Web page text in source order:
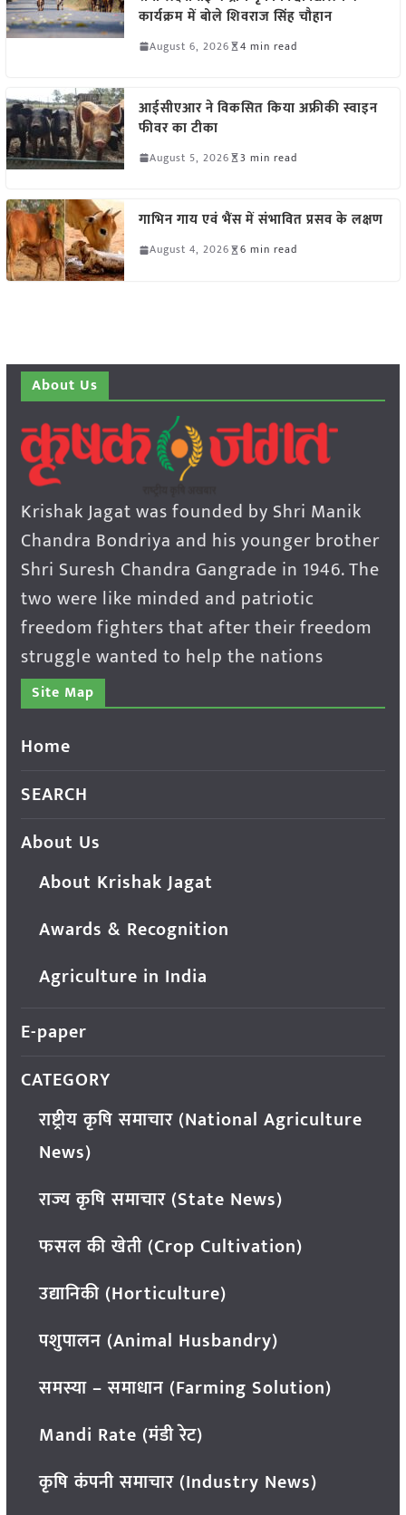
कार्यक्रम में बोले शिवराज सिंह चौहान
August 6, 2026 4 min read
आईसीएआर ने विकसित किया अफ्रीकी स्वाइन
फीवर का टीका
August 5, 2026 3 min read
गाभिन गाय एवं भैंस में संभावित प्रसव के लक्षण
August 4, 2026 6 min read
About Us
Krishak Jagat was founded by Shri Manik
Chandra Bondriya and his younger brother
Shri Suresh Chandra Gangrade in 1946. The
two were like minded and patriotic
freedom fighters that after their freedom
struggle wanted to help the nations
Site Map
Home
SEARCH
About Us
About Krishak Jagat
Awards & Recognition
Agriculture in India
E-paper
CATEGORY
राष्ट्रीय कृषि समाचार (National Agriculture
News)
राज्य कृषि समाचार (State News)
फसल की खेती (Crop Cultivation)
उद्यानिकी (Horticulture)
पशुपालन (Animal Husbandry)
समस्या – समाधान (Farming Solution)
Mandi Rate (मंडी रेट)
कृषि कंपनी समाचार (Industry News)